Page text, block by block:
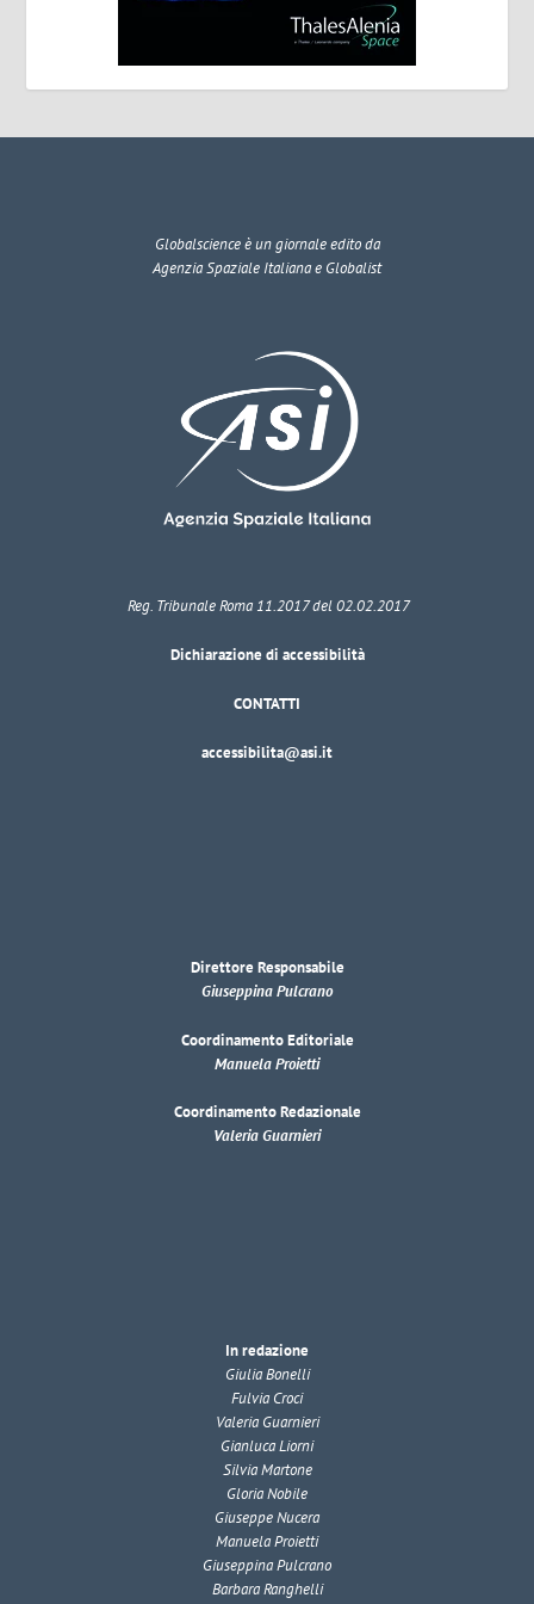
Globalscienceè un giornale edito da
Agenzia Spaziale Italiana e Globalist
Reg. Tribunale Roma 11.2017 del 02.02.2017
Dichiarazione di accessibilità
CONTATTI
accessibilita@asi.it
Direttore Responsabile
Giuseppina Pulcrano
Coordinamento Editoriale
Manuela Proietti
Coordinamento Redazionale
Valeria Guarnieri
In redazione
Giulia Bonelli
Fulvia Croci
Valeria Guarnieri
Gianluca Liorni
Silvia Martone
Gloria Nobile
Giuseppe Nucera
Manuela Proietti
Giuseppina Pulcrano
Barbara Ranghelli